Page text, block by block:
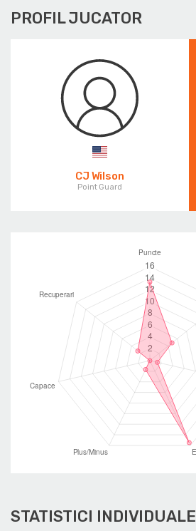
PROFIL JUCATOR
CJ Wilson
Point Guard
STATISTICI INDIVIDUALE